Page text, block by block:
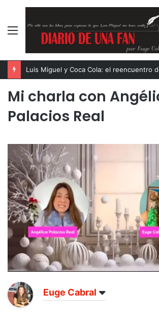
Menú
Mi charla con
Palacios Real
Euge Cabral